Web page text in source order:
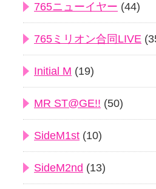
765ニューイヤー (44)
765ミリオン合同LIVE
Initial M (19)
MR ST@GE!! (50)
SideM1st (10)
SideM2nd (13)